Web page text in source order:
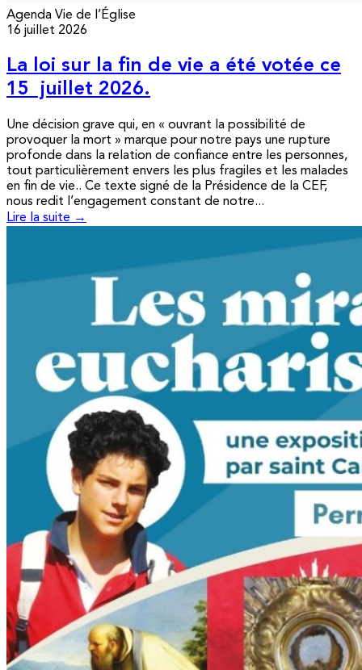
Agenda Vie de l’Église
16 juillet 2026
La loi sur la fin de vie a été votée ce
15 juillet 2026.
Une décision grave qui, en « ouvrant la possibilité de
provoquer la mort » marque pour notre pays une rupture
profonde dans la relation de confiance entre les personnes,
tout particulièrement envers les plus fragiles et les malades
en fin de vie.. Ce texte signé de la Présidence de la CEF,
nous redit l’engagement constant de notre...
Lire la suite →